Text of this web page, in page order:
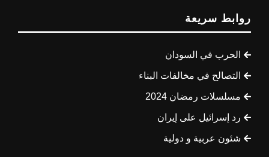
روابط سريعة
الحرب في السودان
التصالح في مخالفات البناء
مسلسلات رمضان 2024
رد إسرائيل على إيران
شئون عربية و دولية